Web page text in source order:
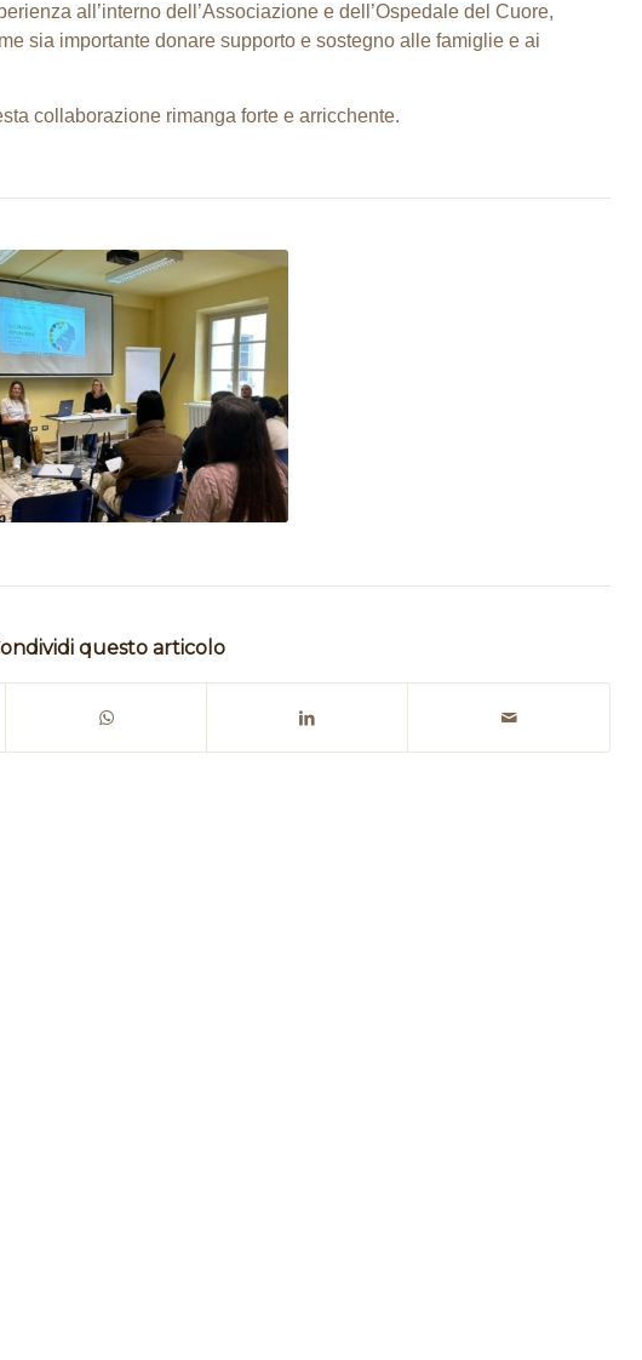
all’interno dell’Associazione e dell’Ospedale del Cuore,
sia importante donare supporto e sostegno alle famiglie e ai
collaborazione rimanga forte e arricchente.
questo articolo